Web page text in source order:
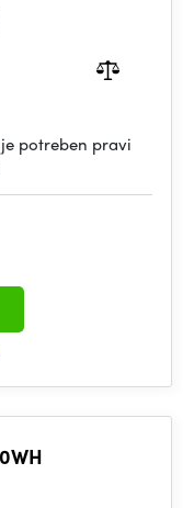
potreben pravi